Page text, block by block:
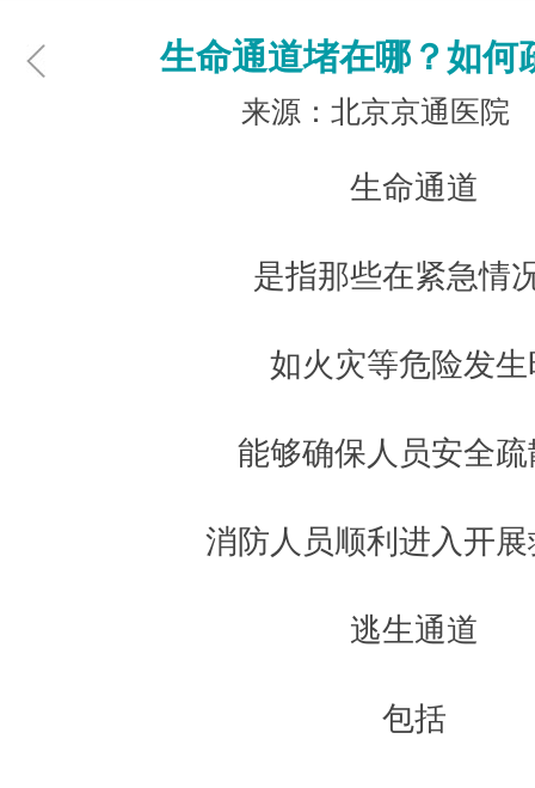
生命通道堵在哪？如何
来源：北京京通医院
生命通道
是指那些在紧急情
如火灾等危险发生
能够确保人员安全疏
消防人员顺利进入开展
逃生通道
包括